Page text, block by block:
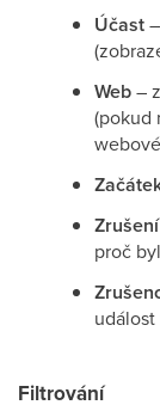
Účast
Web–
(pokud
proč
Filtrování